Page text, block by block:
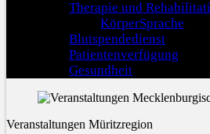
Therapie und
KörperSprache
Blutspendedienst
Patientenverfügung
Gesundheit
Veranstaltungen Müritzregion